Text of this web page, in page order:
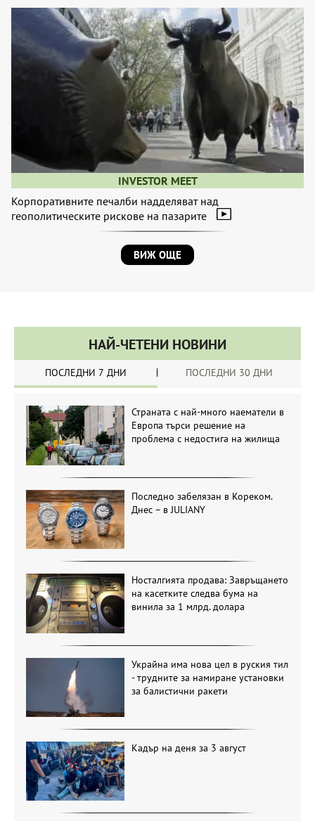
INVESTOR MEET
Корпоративните печалби надделяват над
геополитическите рискове на пазарите
ВИЖ ОЩЕ
НАЙ-ЧЕТЕНИ НОВИНИ
ПОСЛЕДНИ 7 ДНИ ПОСЛЕДНИ 30 ДНИ
Страната с най-много наематели в
Европа търси решение на
проблема с недостига на жилища
Последно забелязан в Кореком.
Днес – в JULIANY
Носталгията продава: Завръщането
на касетките следва бума на
винила за 1 млрд. долара
Украйна има нова цел в руския тил
- трудните за намиране установки
за балистични ракети
Кадър на деня за 3 август